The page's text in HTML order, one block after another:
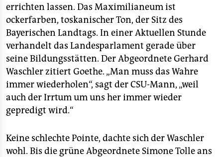
errichten lassen. Das Maximilianeum ist
ockerfarben, toskanischer Ton, der Sitz des
Bayerischen Landtags. In einer Aktuellen Stunde
verhandelt das Landesparlament gerade über
seine Bildungsstätten. Der Abgeordnete Gerhard
Waschler zitiert Goethe. „Man muss das Wahre
immer wiederholen“, sagt der CSU-Mann, „weil
auch der Irrtum um uns her immer wieder
gepredigt wird.“
Keine schlechte Pointe, dachte sich der Waschler
wohl. Bis die grüne Abgeordnete Simone Tolle ans